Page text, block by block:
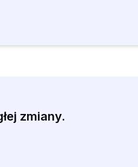
zmiany.